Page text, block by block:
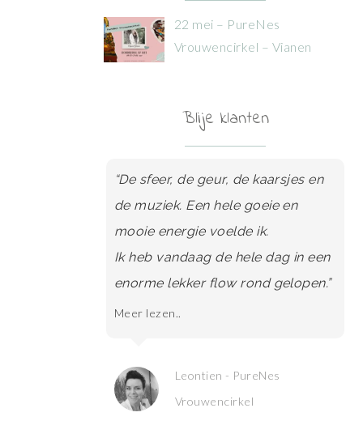
22 mei – PureNes
Vrouwencirkel – Vianen
Blije klanten
“De sfeer, de geur, de kaarsjes en
de muziek. Een hele goeie en
mooie energie voelde ik.
Ik heb vandaag de hele dag in een
enorme lekker flow rond gelopen.”
Meer lezen..
Leontien - PureNes
Vrouwencirkel